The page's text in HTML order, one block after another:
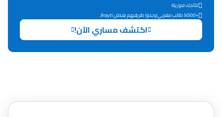
Collège au Maroc
نتائجك فورية!
+5000 طالب مغربي وجدوا طريقهم بفضل 9rayti.
اكتشف مساري الآن!